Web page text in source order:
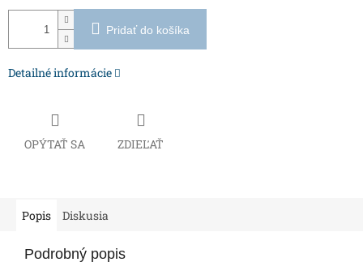
Pridať do košíka
Detailné informácie
OPÝTAŤ SA ZDIEĽAŤ
Popis Diskusia
Podrobný popis